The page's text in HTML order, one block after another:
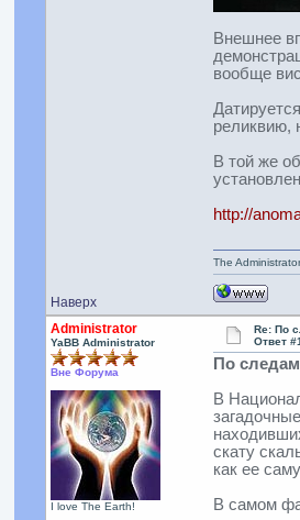
Внешнее
вообще
реликвию,
В той же
http://
Наверх
The
Administrator
YaBB Administrator
Вне Форума
I love The Earth!
Re: По
Ответ
По
В
скату
как ее
В самом